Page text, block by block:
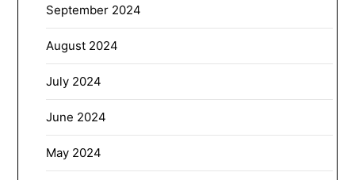
September 2024
August 2024
July 2024
June 2024
May 2024